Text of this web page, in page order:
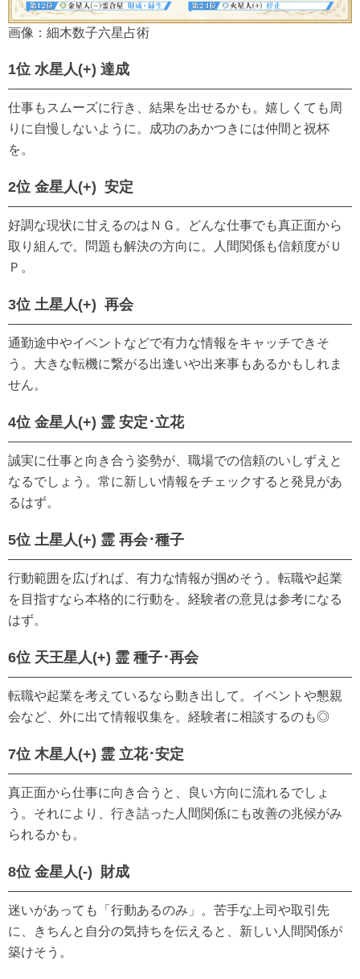
画像：細木数子六星占術
1位 水星人(+) 達成
仕事もスムーズに行き、結果を出せるかも。嬉しくても周
りに自慢しないように。成功のあかつきには仲間と祝杯
を。
2位 金星人(+) 安定
好調な現状に甘えるのはＮＧ。どんな仕事でも真正面から
取り組んで。問題も解決の方向に。人間関係も信頼度がＵ
Ｐ。
3位 土星人(+) 再会
通勤途中やイベントなどで有力な情報をキャッチできそ
う。大きな転機に繋がる出逢いや出来事もあるかもしれま
せん。
4位 金星人(+) 霊 安定･立花
誠実に仕事と向き合う姿勢が、職場での信頼のいしずえと
なるでしょう。常に新しい情報をチェックすると発見があ
るはず。
5位 土星人(+) 霊 再会･種子
行動範囲を広げれば、有力な情報が掴めそう。転職や起業
を目指すなら本格的に行動を。経験者の意見は参考になる
はず。
6位 天王星人(+) 霊 種子･再会
転職や起業を考えているなら動き出して。イベントや懇親
会など、外に出て情報収集を。経験者に相談するのも◎
7位 木星人(+) 霊 立花･安定
真正面から仕事に向き合うと、良い方向に流れるでしょ
う。それにより、行き詰った人間関係にも改善の兆候がみ
られるかも。
8位 金星人(-) 財成
迷いがあっても「行動あるのみ」。苦手な上司や取引先
に、きちんと自分の気持ちを伝えると、新しい人間関係が
築けそう。